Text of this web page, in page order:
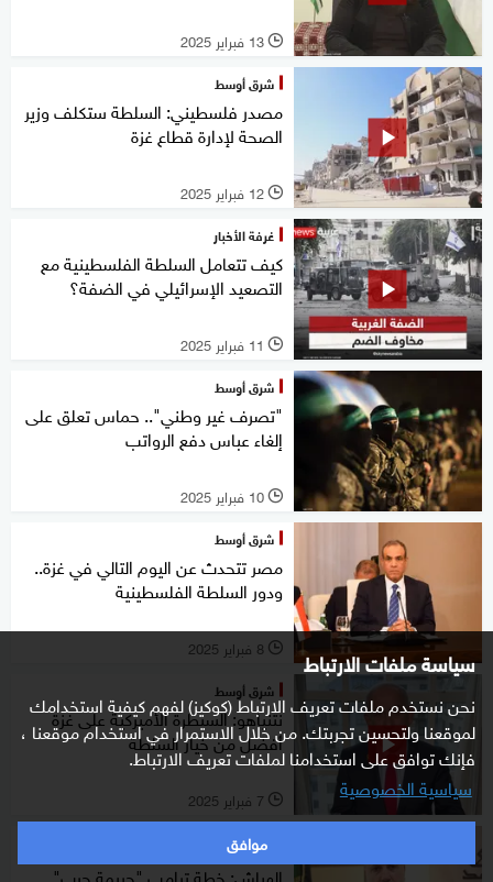
سياسة ملفات الارتباط
نحن نستخدم ملفات تعريف الارتباط (كوكيز) لفهم كيفية استخدامك
لموقعنا ولتحسين تجربتك. من خلال الاستمرار في استخدام موقعنا ،
فإنك توافق على استخدامنا لملفات تعريف الارتباط.
سياسية الخصوصية
موافق
l 13 فبراير 2025
شرق أوسط
مصدر فلسطيني: السلطة ستكلف وزير
الصحة لإدارة قطاع غزة
l 12 فبراير 2025
غرفة الأخبار
كيف تتعامل السلطة الفلسطينية مع
التصعيد الإسرائيلي في الضفة؟
l 11 فبراير 2025
شرق أوسط
"تصرف غير وطني".. حماس تعلق على
إلغاء عباس دفع الرواتب
l 10 فبراير 2025
شرق أوسط
مصر تتحدث عن اليوم التالي في غزة..
ودور السلطة الفلسطينية
l 8 فبراير 2025
شرق أوسط
نتنياهو: السيطرة الأميركية على غزة
أفضل من خيار السلطة
l 7 فبراير 2025
خاص